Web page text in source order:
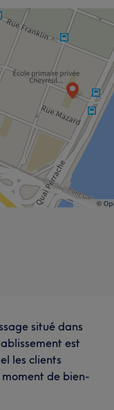
situé dans
est
les clients
de bien-